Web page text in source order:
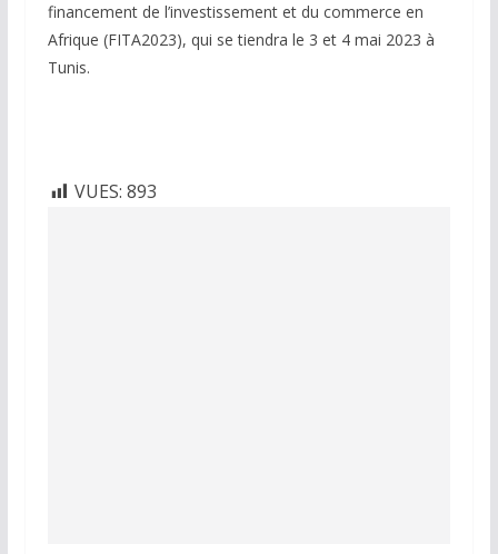
financement de l’investissement et du commerce en
Afrique (FITA2023), qui se tiendra le 3 et 4 mai 2023 à
Tunis.
VUES: 893